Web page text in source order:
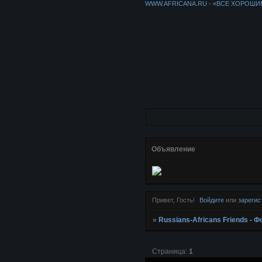
WWW.AFRICANA.RU - «ВСЕ
Объявление
Привет, Гость! Войдите или
» Russians-Africans Friends -
Страница: 1